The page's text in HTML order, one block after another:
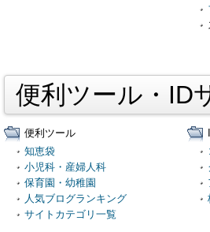
便利ツール・ID
便利ツール
知恵袋
小児科・産婦人科
保育園・幼稚園
人気ブログランキング
サイトカテゴリ一覧